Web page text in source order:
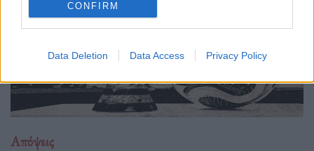
CONFIRM
Data Deletion Data Access Privacy Policy
Απόψεις